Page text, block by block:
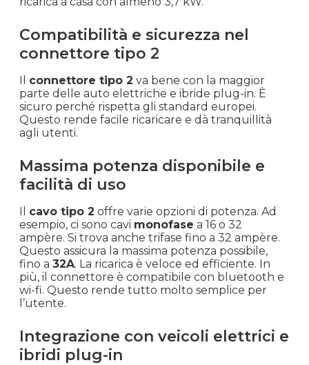
Compatibilità e sicurezza nel
connettore tipo 2
Il connettore tipo 2 va bene con la maggior
parte delle auto elettriche e ibride plug-in. È
sicuro perché rispetta gli standard europei.
Questo rende facile ricaricare e dà tranquillità
agli utenti.
Massima potenza disponibile e
facilità di uso
Il cavo tipo 2 offre varie opzioni di potenza. Ad
esempio, ci sono cavi monofase a 16 o 32
ampère. Si trova anche trifase fino a 32 ampère.
Questo assicura la massima potenza possibile,
fino a 32A. La ricarica è veloce ed efficiente. In
più, il connettore è compatibile con bluetooth e
wi-fi. Questo rende tutto molto semplice per
l’utente.
Integrazione con veicoli elettrici e
ibridi plug-in